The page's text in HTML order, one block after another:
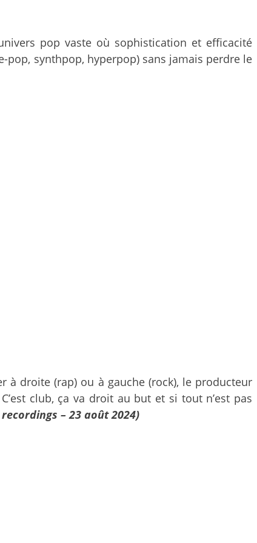
pop vaste où sophistication et efficacité
pop, synthpop, hyperpop) sans jamais perdre le
à droite (rap) ou à gauche (rock), le producteur
club, ça va droit au but et si tout n’est pas
– 23 août 2024)